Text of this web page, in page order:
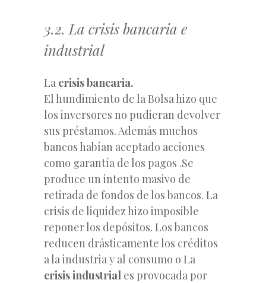
3.2. La crisis bancaria e
industrial
La crisis bancaria.
El hundimiento de la Bolsa hizo que
los inversores no pudieran devolver
sus préstamos. Además muchos
bancos habían aceptado acciones
como garantía de los pagos .Se
produce un intento masivo de
retirada de fondos de los bancos. La
crisis de liquidez hizo imposible
reponer los depósitos. Los bancos
reducen drásticamente los créditos
a la industria y al consumo o La
crisis industrial es provocada por